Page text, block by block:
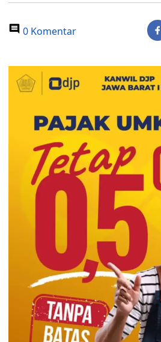
0 Komentar